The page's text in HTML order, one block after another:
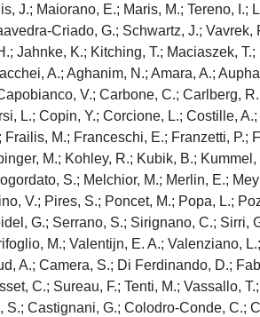
J.; Maiorano, E.; Maris, M.; Tereno, I.;
Criado, G.; Schwartz, J.; Vavrek,
Jahnke, K.; Kitching, T.; Maciaszek, T.;
A.; Aghanim, N.; Amara, A.;
V.; Carbone, C.; Carlberg,
L.; Copin, Y.; Corcione, L.; Costille, A.;
M.; Franceschi, E.; Franzetti, P.;
M.; Kohley, R.; Kubik, B.;
S.; Melchior, M.; Merlin, E.;
V.; Pires, S.; Poncet, M.; Popa, L.;
G.; Serrano, S.; Sirignano, C.; Sirri,
M.; Valentijn, E. A.; Valenziano,
A.; Camera, S.; Di Ferdinando, D.;
C.; Sureau, F.; Tenti, M.; Vassallo,
Castignani, G.; Colodro-Conde, C.;